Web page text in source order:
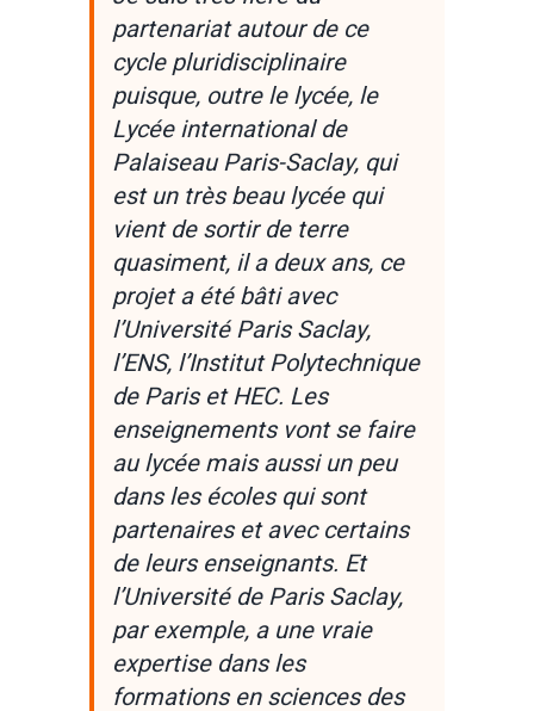
partenariat autour de ce
cycle pluridisciplinaire
puisque, outre le lycée, le
Lycée international de
Palaiseau Paris-Saclay, qui
est un très beau lycée qui
vient de sortir de terre
quasiment, il a deux ans, ce
projet a été bâti avec
l’Université Paris Saclay,
l’ENS, l’Institut Polytechnique
de Paris et HEC. Les
enseignements vont se faire
au lycée mais aussi un peu
dans les écoles qui sont
partenaires et avec certains
de leurs enseignants. Et
l’Université de Paris Saclay,
par exemple, a une vraie
expertise dans les
formations en sciences des